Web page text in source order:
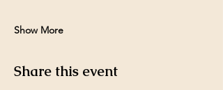
Show More
Share this event